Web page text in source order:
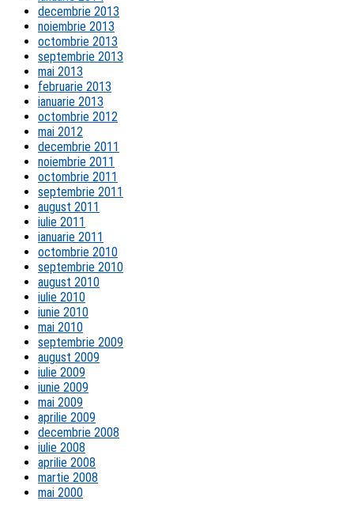
decembrie 2013
noiembrie 2013
octombrie 2013
septembrie 2013
mai 2013
februarie 2013
ianuarie 2013
octombrie 2012
mai 2012
decembrie 2011
noiembrie 2011
octombrie 2011
septembrie 2011
august 2011
iulie 2011
ianuarie 2011
octombrie 2010
septembrie 2010
august 2010
iulie 2010
iunie 2010
mai 2010
septembrie 2009
august 2009
iulie 2009
iunie 2009
mai 2009
aprilie 2009
decembrie 2008
iulie 2008
aprilie 2008
martie 2008
mai 2000